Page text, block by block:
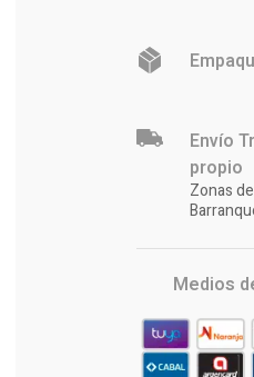
Envío
propio
Zonas
Medios